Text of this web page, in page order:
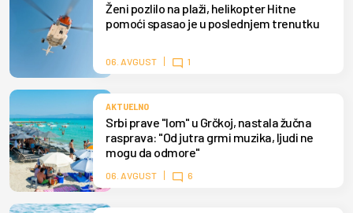
Ženi pozlilo na plaži, helikopter Hitne
pomoći spasao je u poslednjem trenutku
06. AVGUST 1
AKTUELNO
Srbi prave "lom" u Grčkoj, nastala žučna
rasprava: "Od jutra grmi muzika, ljudi ne
mogu da odmore"
06. AVGUST 6